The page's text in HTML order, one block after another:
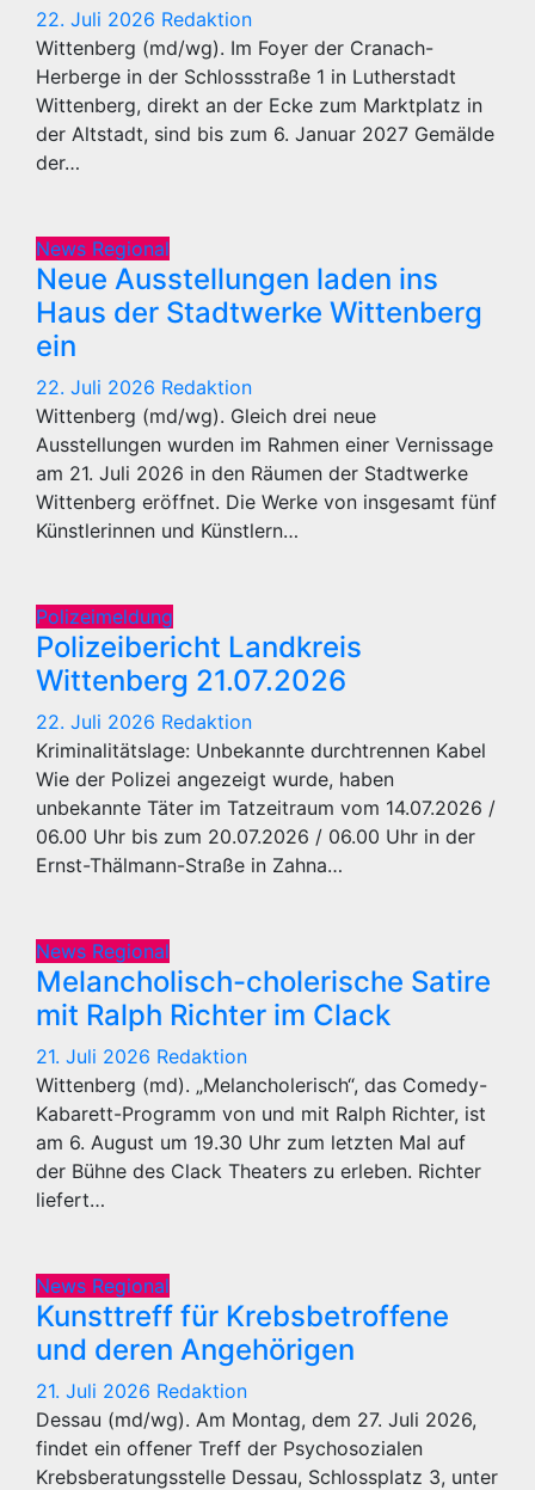
22. Juli 2026 Redaktion
Wittenberg (md/wg). Im Foyer der Cranach-
Herberge in der Schlossstraße 1 in Lutherstadt
Wittenberg, direkt an der Ecke zum Marktplatz in
der Altstadt, sind bis zum 6. Januar 2027 Gemälde
der…
News Regional
Neue Ausstellungen laden ins
Haus der Stadtwerke Wittenberg
ein
22. Juli 2026 Redaktion
Wittenberg (md/wg). Gleich drei neue
Ausstellungen wurden im Rahmen einer Vernissage
am 21. Juli 2026 in den Räumen der Stadtwerke
Wittenberg eröffnet. Die Werke von insgesamt fünf
Künstlerinnen und Künstlern…
Polizeimeldung
Polizeibericht Landkreis
Wittenberg 21.07.2026
22. Juli 2026 Redaktion
Kriminalitätslage: Unbekannte durchtrennen Kabel
Wie der Polizei angezeigt wurde, haben
unbekannte Täter im Tatzeitraum vom 14.07.2026 /
06.00 Uhr bis zum 20.07.2026 / 06.00 Uhr in der
Ernst-Thälmann-Straße in Zahna…
News Regional
Melancholisch-cholerische Satire
mit Ralph Richter im Clack
21. Juli 2026 Redaktion
Wittenberg (md). „Melancholerisch“, das Comedy-
Kabarett-Programm von und mit Ralph Richter, ist
am 6. August um 19.30 Uhr zum letzten Mal auf
der Bühne des Clack Theaters zu erleben. Richter
liefert…
News Regional
Kunsttreff für Krebsbetroffene
und deren Angehörigen
21. Juli 2026 Redaktion
Dessau (md/wg). Am Montag, dem 27. Juli 2026,
findet ein offener Treff der Psychosozialen
Krebsberatungsstelle Dessau, Schlossplatz 3, unter